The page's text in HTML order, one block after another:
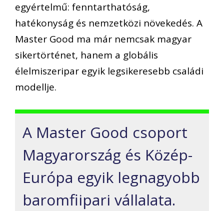
egyértelmű: fenntarthatóság,
hatékonyság és nemzetközi növekedés. A
Master Good ma már nemcsak magyar
sikertörténet, hanem a globális
élelmiszeripar egyik legsikeresebb családi
modellje.
A Master Good csoport
Magyarország és Közép-
Európa egyik legnagyobb
baromfiipari vállalata.